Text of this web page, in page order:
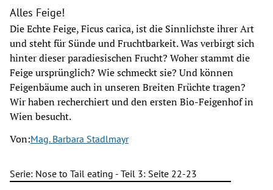
Alles Feige!
Die Echte Feige, Ficus carica, ist die Sinnlichste ihrer Art
und steht für Sünde und Fruchtbarkeit. Was verbirgt sich
hinter dieser paradiesischen Frucht? Woher stammt die
Feige ursprünglich? Wie schmeckt sie? Und können
Feigenbäume auch in unseren Breiten Früchte tragen?
Wir haben recherchiert und den ersten Bio-Feigenhof in
Wien besucht.
Von:Mag. Barbara Stadlmayr
Serie: Nose to Tail eating - Teil 3: Seite 22-23